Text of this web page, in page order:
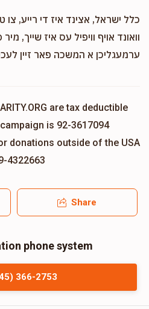
כלל ישראל, אצינד איז די רייע, צו
וואונד אויף וויפיל עס איז שייך, מיר
ערמעגליכן א המשכה פאר זיין
are tax deductible
is 92-3617094
donations outside of the USA
4322663
Share
phone system
366-2753